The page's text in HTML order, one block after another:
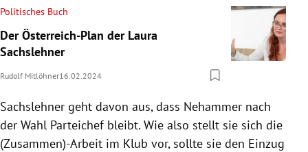
Politisches Buch
Der Österreich-Plan der Laura
Sachslehner
Rudolf Mitlöhner16.02.2024
Sachslehner geht davon aus, dass Nehammer nach
der Wahl Parteichef bleibt. Wie also stellt sie sich die
(Zusammen)-Arbeit im Klub vor, sollte sie den Einzug